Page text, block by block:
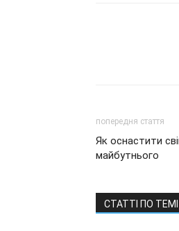
попередня стаття
Як оснастити
майбутнього
СТАТТІ ПО ТЕМІ